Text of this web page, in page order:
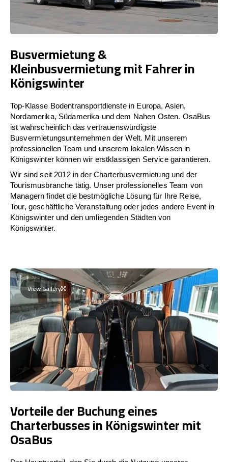
Busvermietung &
Kleinbusvermietung mit Fahrer in
Königswinter
Top-Klasse Bodentransportdienste in Europa, Asien,
Nordamerika, Südamerika und dem Nahen Osten. OsaBus
ist wahrscheinlich das vertrauenswürdigste
Busvermietungsunternehmen der Welt. Mit unserem
professionellen Team und unserem lokalen Wissen in
Königswinter können wir erstklassigen Service garantieren.
Wir sind seit 2012 in der Charterbusvermietung und der
Tourismusbranche tätig. Unser professionelles Team von
Managern findet die bestmögliche Lösung für Ihre Reise,
Tour, geschäftliche Veranstaltung oder jedes andere Event in
Königswinter und den umliegenden Städten von
Königswinter.
View Gallery
Vorteile der Buchung eines
Charterbusses in Königswinter mit
OsaBus